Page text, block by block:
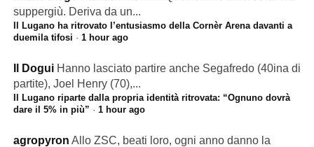
suppergiù. Deriva da un...
Il Lugano ha ritrovato l’entusiasmo della Cornèr Arena davanti a
duemila tifosi · 1 hour ago
Il Dogui Hanno lasciato partire anche Segafredo (40ina di
partite), Joel Henry (70),...
Il Lugano riparte dalla propria identità ritrovata: “Ognuno dovrà
dare il 5% in più” · 1 hour ago
agropyron Allo ZSC, beati loro, ogni anno danno la